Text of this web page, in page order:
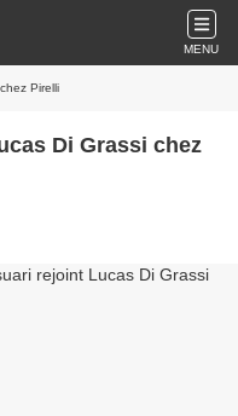
MENU
Pirelli
Di Grassi chez